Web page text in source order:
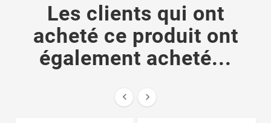
Les clients qui ont
acheté ce produit ont
également acheté...
 